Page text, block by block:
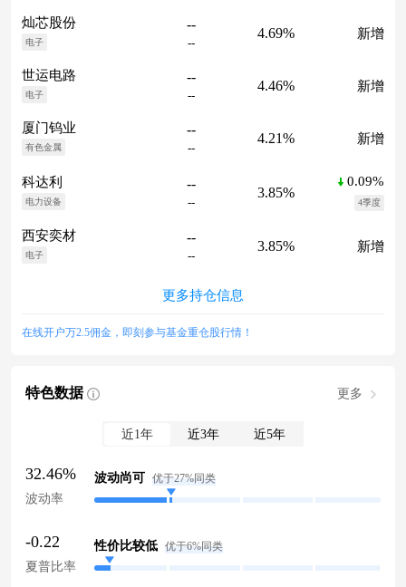
灿芯股份
电子
--
--
4.69% 新增
世运电路
电子
--
--
4.46% 新增
厦门钨业
有色金属
--
--
4.21% 新增
科达利
电力设备
--
--
3.85%
0.09%
4季度
西安奕材
电子
--
--
3.85% 新增
更多持仓信息
在线开户万2.5佣金，即刻参与基金重仓股行情！
特色数据 更多
近1年 近3年 近5年
32.46%
波动率
波动尚可 优于27%同类
-0.22
夏普比率
性价比较低 优于6%同类